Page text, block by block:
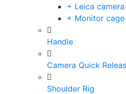
+ Leica
+ Monitor cage
Handle
Camera Quick
Shoulder Rig